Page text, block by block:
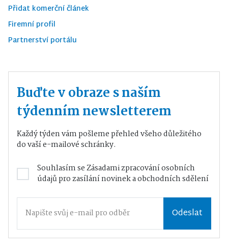
Přidat komerční článek
Firemní profil
Partnerství portálu
Buďte v obraze s naším
týdenním newsletterem
Každý týden vám pošleme přehled všeho důležitého
do vaší e-mailové schránky.
Souhlasím seZásadami zpracování osobních
údajůpro zasílání novinek a obchodních sdělení
Odeslat